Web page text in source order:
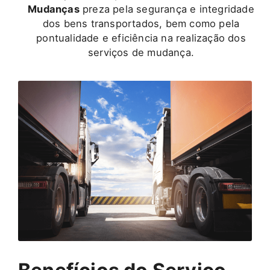
Mudançaspreza pela segurança e integridade
dos bens transportados, bem como pela
pontualidade e eficiência na realização dos
serviços de mudança.